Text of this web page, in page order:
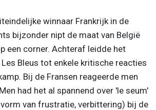
winnaar Frankrijk in de
bijzonder nipt de maat van België
een corner. Achteraf leidde het
Bleus tot enkele kritische reacties
Bij de Fransen reageerde men
had het al spannend over 'le seum'
van frustratie, verbittering) bij de